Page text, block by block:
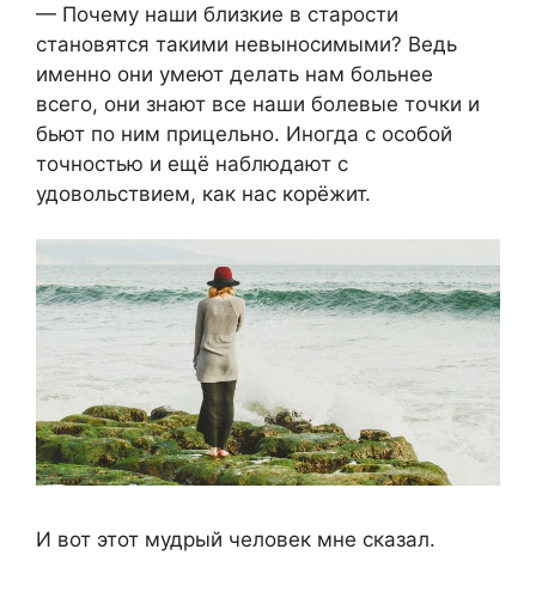
— Почему наши близкие в старости
становятся такими невыносимыми? Ведь
именно они умеют делать нам больнее
всего, они знают все наши болевые точки и
бьют по ним прицельно. Иногда с особой
точностью и ещё наблюдают с
удовольствием, как нас корёжит.
И вот этот мудрый человек мне сказал.